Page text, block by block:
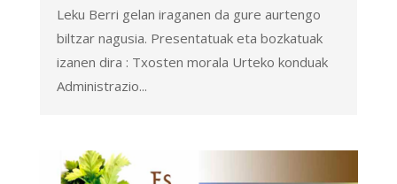
Leku Berri gelan iraganen da gure aurtengo
biltzar nagusia. Presentatuak eta bozkatuak
izanen dira : Txosten morala Urteko konduak
Administrazio...